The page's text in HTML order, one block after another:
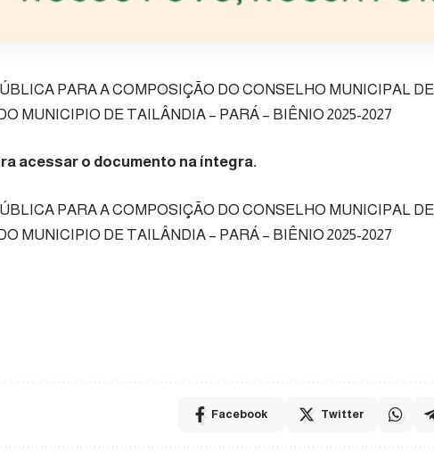
PARA A COMPOSIÇÃO DO CONSELHO MUNICIPAL DE
MUNICIPIO DE TAILÂNDIA – PARÁ – BIÊNIO 2025-2027
acessar o documento na íntegra.
PARA A COMPOSIÇÃO DO CONSELHO MUNICIPAL DE
MUNICIPIO DE TAILÂNDIA – PARÁ – BIÊNIO 2025-2027
Facebook Twitter